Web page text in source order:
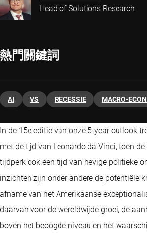
Head of Solutions Research
熱門關鍵詞
AI VS RECESSIE MACRO-
In de 15e editie van onze 5-year outlook
met de tijd van Leonardo da Vinci, toen
tijdperk ook een tijd van hevige politieke
inzichten zijn onder andere de potentiële
afname van het Amerikaanse
daarvan voor de wereldwijde groei, de
boven het beoogde niveau en het